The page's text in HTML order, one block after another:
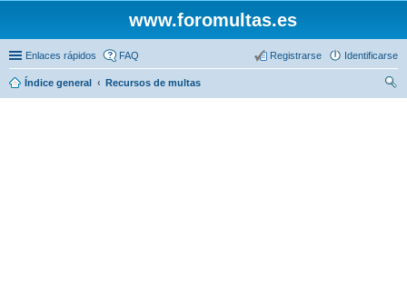
www.foromultas.es
Enlaces rápidos FAQ Identificarse
Registrarse
Índice general
Recursos de multas